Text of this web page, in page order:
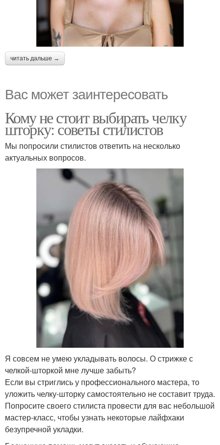
читать дальше →
Вас может заинтересовать
Кому не стоит выбирать челку
шторку: советы стилистов
Мы попросили стилистов ответить на несколько
актуальных вопросов.
Я совсем не умею укладывать волосы. О стрижке с
челкой-шторкой мне лучше забыть?
Если вы стриглись у профессионального мастера, то
уложить челку-шторку самостоятельно не составит труда.
Попросите своего стилиста провести для вас небольшой
мастер-класс, чтобы узнать некоторые лайфхаки
безупречной укладки.